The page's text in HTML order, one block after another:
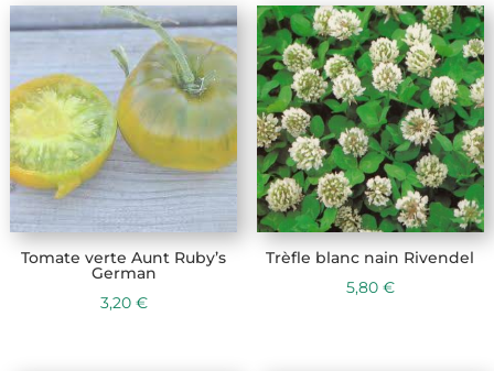
Tomate verte Aunt Ruby’s
German
3,20 €
Trèfle blanc nain Rivendel
5,80 €